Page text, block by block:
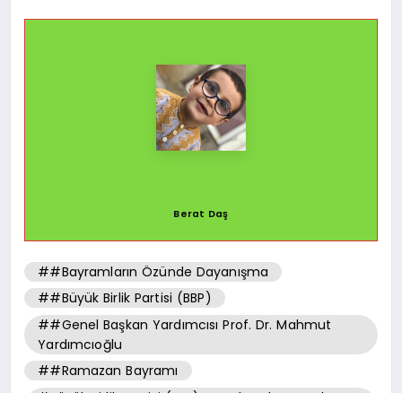
Berat Daş
##Bayramların Özünde Dayanışma
##Büyük Birlik Partisi (BBP)
##Genel Başkan Yardımcısı Prof. Dr. Mahmut
Yardımcıoğlu
##Ramazan Bayramı